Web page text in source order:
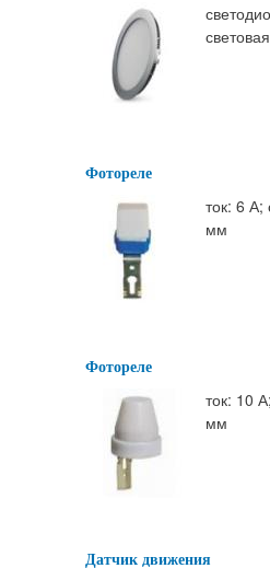
Фотореле
ток: 6 А;
мм
Фотореле
ток: 10
мм
Датчик движения